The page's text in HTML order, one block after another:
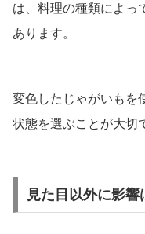
は、料理の種類によっ
あります。
変色したじゃがいもを
状態を選ぶことが大切
見た目以外に影響